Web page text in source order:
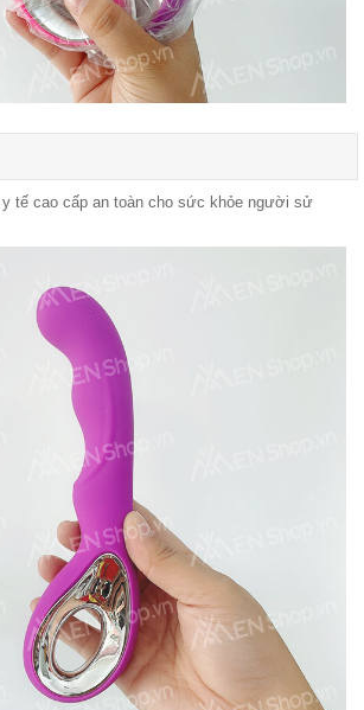
y tế cao cấp an toàn cho sức khỏe người sử